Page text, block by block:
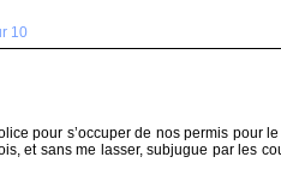
10
pour s’occuper de nos permis pour
et sans me lasser, subjugue par les